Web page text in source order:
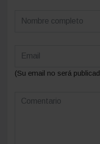
(Su email no será